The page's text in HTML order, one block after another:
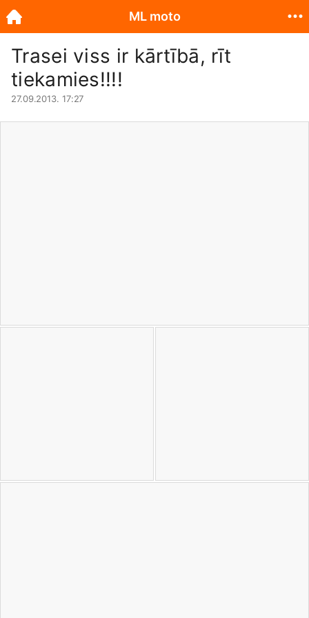
Trasei viss ir kārtībā, rīt
tiekamies!!!!
27.09.2013. 17:27
ML moto